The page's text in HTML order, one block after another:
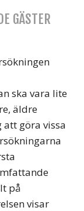
GÄSTER
ska vara lite
äldre
göra vissa
på
visar